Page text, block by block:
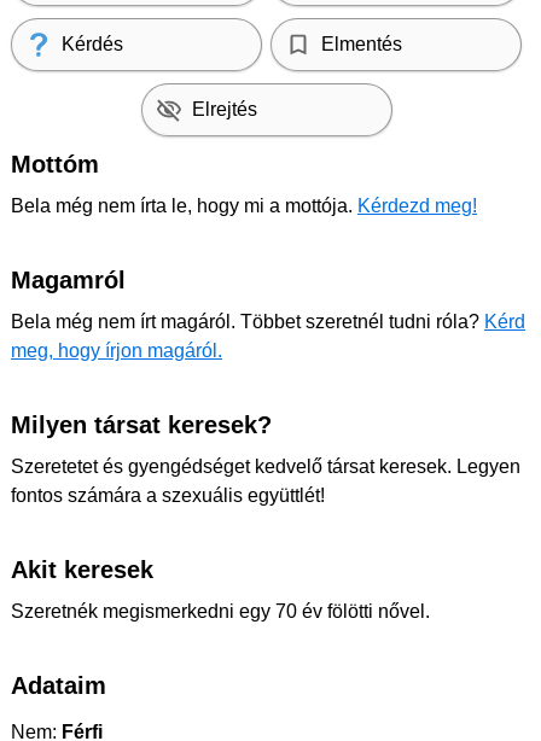
Kérdés Elmentés
Elrejtés
Mottóm
Bela még nem írta le, hogy mi a mottója. Kérdezd meg!
Magamról
Bela még nem írt magáról. Többet szeretnél tudni róla? Kérd
meg, hogy írjon magáról.
Milyen társat keresek?
Szeretetet és gyengédséget kedvelő társat keresek. Legyen
fontos számára a szexuális együttlét!
Akit keresek
Szeretnék megismerkedni egy 70 év fölötti nővel.
Adataim
Nem: Férfi